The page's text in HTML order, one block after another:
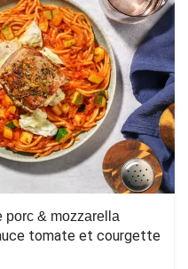
porc & mozzarella
tomate et courgette